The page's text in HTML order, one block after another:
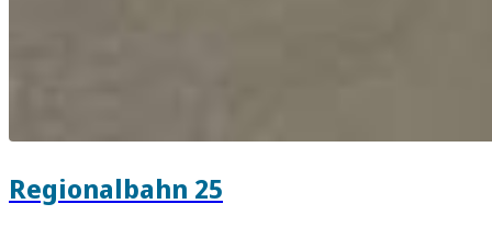
Regionalbahn 25